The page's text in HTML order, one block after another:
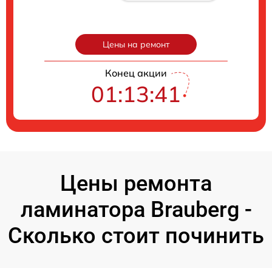
Цены на ремонт
Конец акции
01:13:40
Цены ремонта
ламинатора Brauberg -
Сколько стоит починить